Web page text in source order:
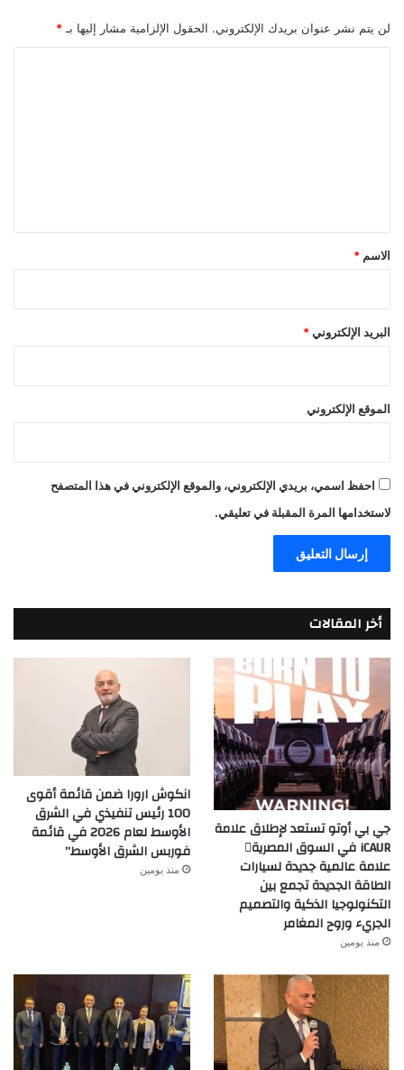
لن يتم نشر عنوان بريدك الإلكتروني. الحقول الإلزامية مشار إليها بـ *
*
الاسم *
البريد الإلكتروني *
الموقع الإلكتروني
احفظ اسمي، بريدي الإلكتروني، والموقع الإلكتروني في هذا المتصفح
لاستخدامها المرة المقبلة في تعليقي.
أخر المقالات
جي بي أوتو تستعد لإطلاق علامة
iCAUR في السوق المصرية
علامة عالمية جديدة لسيارات
الطاقة الجديدة تجمع بين
التكنولوجيا الذكية والتصميم
الجريء وروح المغامر
منذ يومين
انكوش ارورا ضمن قائمة أقوى
100 رئيس تنفيذي في الشرق
الأوسط لعام 2026 في قائمة
فوربس الشرق الأوسط”
منذ يومين